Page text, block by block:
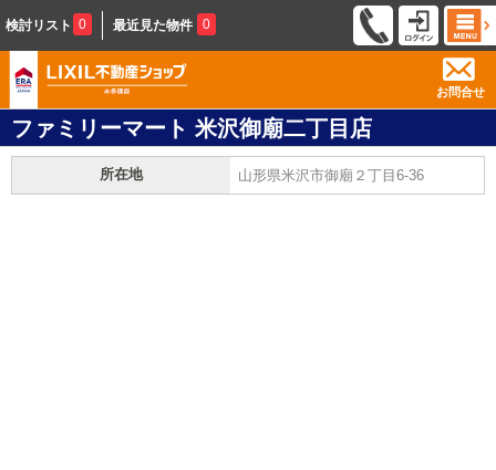
検討リスト 0 最近見た物件 0
お問合せ
ファミリーマート 米沢御廟二丁目店
所在地 山形県米沢市御廟２丁目6-36